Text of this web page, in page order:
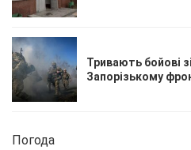
Тривають бойові
Запорізькому
Погода